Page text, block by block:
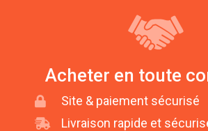
Acheter en toute
Site & paiement sécurisé
Livraison rapide et